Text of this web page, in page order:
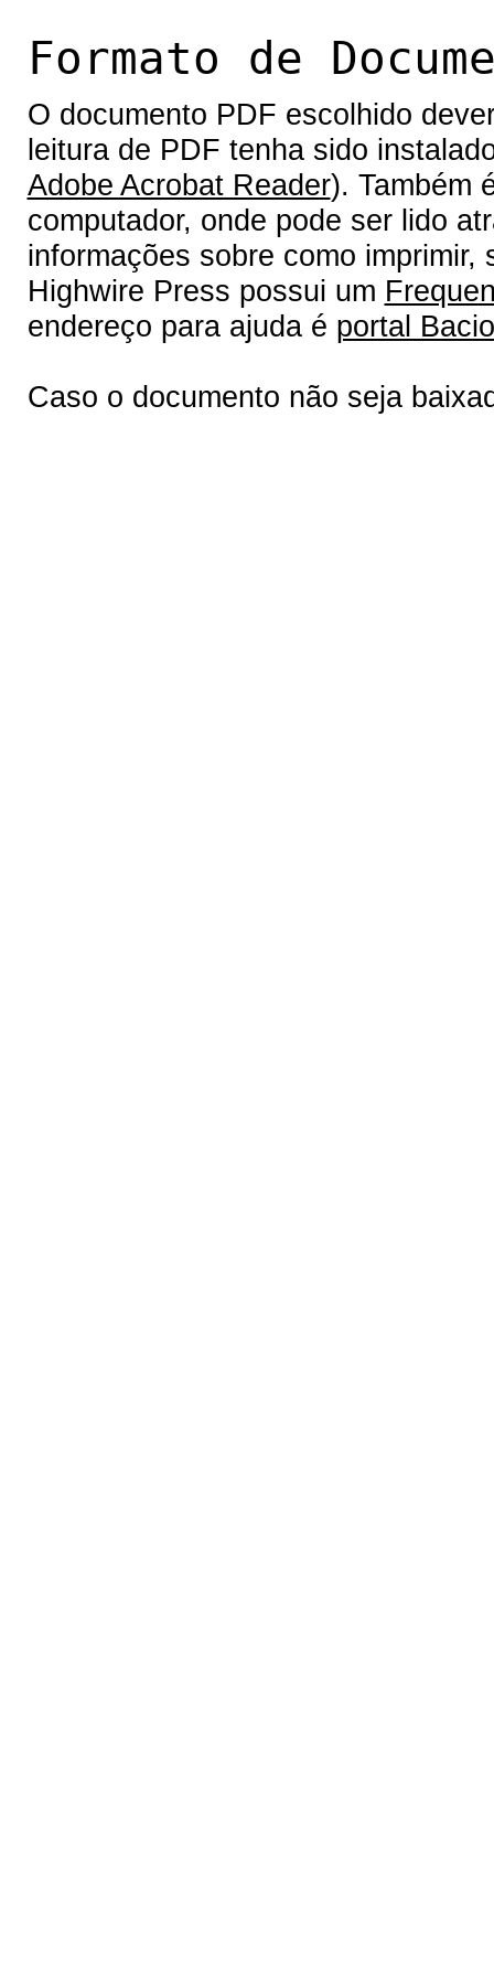
Formato de
O documento PDF escolhido
leitura de PDF tenha sido
Adobe Acrobat Reader). Também
computador, onde pode ser lido
informações sobre como
Highwire Press possui um
endereço para ajuda é portal
Caso o documento não seja